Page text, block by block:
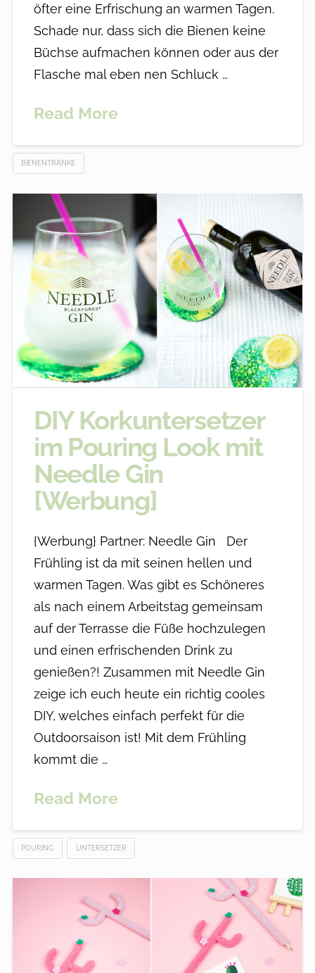
öfter eine Erfrischung an warmen Tagen.
Schade nur, dass sich die Bienen keine
Büchse aufmachen können oder aus der
Flasche mal eben nen Schluck …
Read More
BIENENTRÄNKE
DIY Korkuntersetzer
im Pouring Look mit
Needle Gin
[Werbung]
{Werbung} Partner: Needle Gin Der
Frühling ist da mit seinen hellen und
warmen Tagen. Was gibt es Schöneres
als nach einem Arbeitstag gemeinsam
auf der Terrasse die Füße hochzulegen
und einen erfrischenden Drink zu
genießen?! Zusammen mit Needle Gin
zeige ich euch heute ein richtig cooles
DIY, welches einfach perfekt für die
Outdoorsaison ist! Mit dem Frühling
kommt die …
Read More
POURING UNTERSETZER